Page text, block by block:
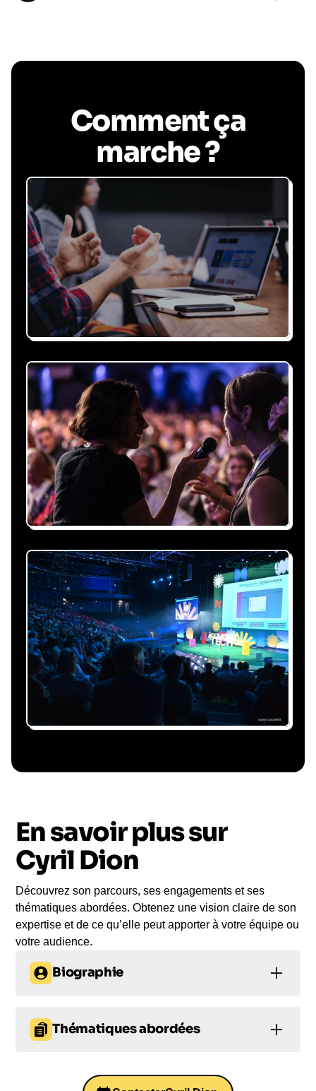
Comment ça
marche ?
Recevez une proposition
sous 24h
Expliquez-nous vos besoins, on vous répond
sous 24h avec une proposition
personnalisée, claire et adaptée à votre
événement et à vos contraintes.
Nous nous occupons de
tout
Gestion du planning, échanges avec le
conférencier, coordination logistique : vous
êtes accompagné à chaque étape, sans perte
de temps ni complication.
Le conférencier vient à
Le jour de la conférence, l’intervenant se
rend sur votre évènement pour une prise de
parole impactante, engageante et sur-mesure
pour votre audience.
En savoir plus sur
Cyril Dion
Découvrez son parcours, ses engagements et ses
thématiques abordées. Obtenez une vision claire de son
expertise et de ce qu’elle peut apporter à votre équipe ou
votre audience.
Biographie
écologiste
français, cofondateur du mouvement
Colibris aux côtés de Pierre Rabhi. Il est connu du
, co-réalisé avec Mélanie Laurent, qui a
Thématiques abordées
proposées :